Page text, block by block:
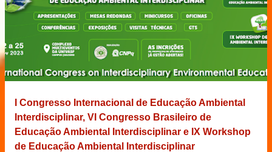
I Congresso Internacional de Educação Ambiental
Interdisciplinar, VI Congresso Brasileiro de
Educação Ambiental Interdisciplinar e IX Workshop
de Educação Ambiental Interdisciplinar